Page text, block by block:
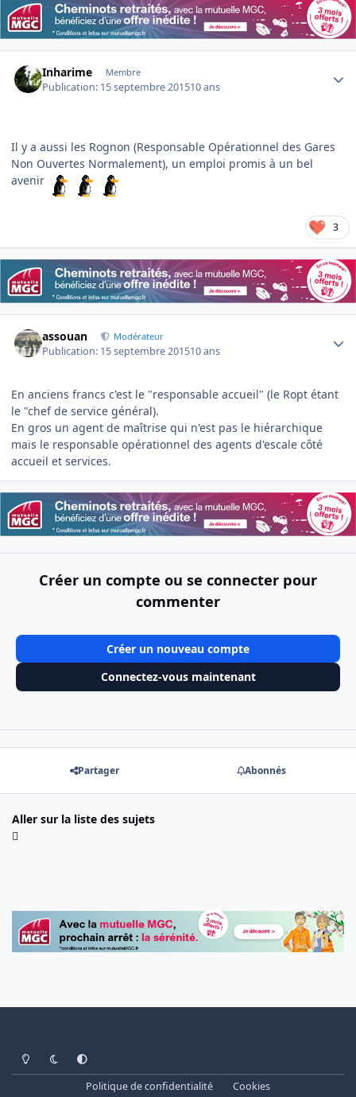
Inharime Membre
Publication: 15 septembre 201510 ans
Il y a aussi les Rognon (Responsable Opérationnel des Gares
Non Ouvertes Normalement), un emploi promis à un bel
avenir
3
assouan Modérateur
Publication: 15 septembre 201510 ans
En anciens francs c'est le "responsable accueil" (le Ropt étant
le "chef de service général).
En gros un agent de maîtrise qui n'est pas le hiérarchique
mais le responsable opérationnel des agents d'escale côté
accueil et services.
Créer un compte ou se connecter pour
commenter
Créer un nouveau compte
Connectez-vous maintenant
Partager Abonnés
Aller sur la liste des sujets
Light ModeDark ModeSystem Preference
Politique de confidentialité Cookies